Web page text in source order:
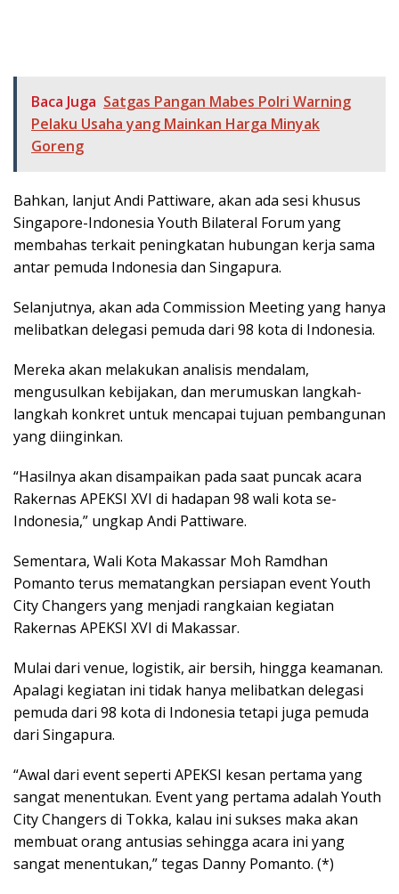
Baca Juga Satgas Pangan Mabes Polri Warning
Pelaku Usaha yang Mainkan Harga Minyak
Goreng
Bahkan, lanjut Andi Pattiware, akan ada sesi khusus
Singapore-Indonesia Youth Bilateral Forum yang
membahas terkait peningkatan hubungan kerja sama
antar pemuda Indonesia dan Singapura.
Selanjutnya, akan ada Commission Meeting yang hanya
melibatkan delegasi pemuda dari 98 kota di Indonesia.
Mereka akan melakukan analisis mendalam,
mengusulkan kebijakan, dan merumuskan langkah-
langkah konkret untuk mencapai tujuan pembangunan
yang diinginkan.
“Hasilnya akan disampaikan pada saat puncak acara
Rakernas APEKSI XVI di hadapan 98 wali kota se-
Indonesia,” ungkap Andi Pattiware.
Sementara, Wali Kota Makassar Moh Ramdhan
Pomanto terus mematangkan persiapan event Youth
City Changers yang menjadi rangkaian kegiatan
Rakernas APEKSI XVI di Makassar.
Mulai dari venue, logistik, air bersih, hingga keamanan.
Apalagi kegiatan ini tidak hanya melibatkan delegasi
pemuda dari 98 kota di Indonesia tetapi juga pemuda
dari Singapura.
“Awal dari event seperti APEKSI kesan pertama yang
sangat menentukan. Event yang pertama adalah Youth
City Changers di Tokka, kalau ini sukses maka akan
membuat orang antusias sehingga acara ini yang
sangat menentukan,” tegas Danny Pomanto. (*)